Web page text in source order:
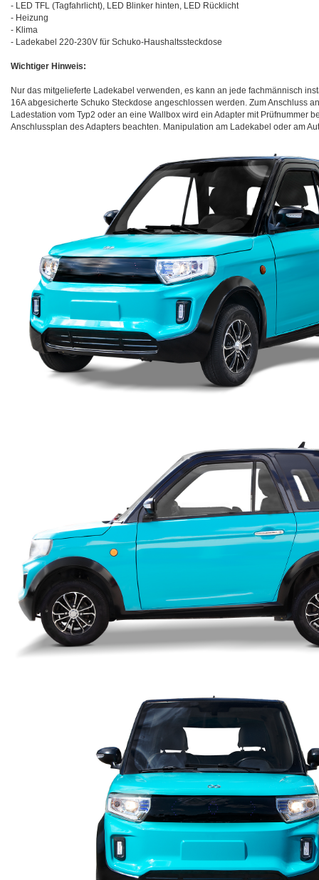
- LED TFL (Tagfahrlicht), LED Blinker hinten, LED Rücklicht
- Heizung
- Klima
- Ladekabel 220-230V für Schuko-Haushaltssteckdose
Wichtiger Hinweis:
Nur das mitgelieferte Ladekabel verwenden, es kann an jede fachmännisch
16A abgesicherte Schuko Steckdose angeschlossen werden. Zum Anschluss
Ladestation vom Typ2 oder an eine Wallbox wird ein Adapter mit Prüfnummer
Anschlussplan des Adapters beachten. Manipulation am Ladekabel oder am